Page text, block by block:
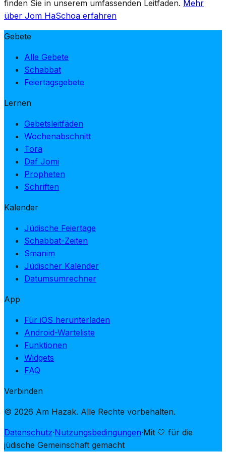
finden Sie in unserem umfassenden Leitfaden. Mehr
über Jom HaSchoa erfahren
Gebete
Alle Gebete
Schabbat
Feiertagsgebete
Lernen
Gebetsleitfäden
Wochenabschnitt
Tora
Daf Jomi
Propheten
Schriften
Kalender
Jüdische Feiertage
Schabbat-Zeiten
Smanim
Jüdischer Kalender
Datumsumrechner
App
Für iOS herunterladen
Android-Warteliste
Funktionen
Widgets
FAQ
Verbinden
© 2026 Am Hazak. Alle Rechte vorbehalten.
Datenschutz·Nutzungsbedingungen·Mit 🤍 für die
jüdische Gemeinschaft gemacht